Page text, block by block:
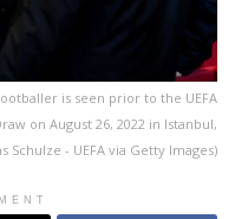
is seen prior to the UEFA
on August 26, 2022 in Istanbul,
Schulze - UEFA via Getty Images)